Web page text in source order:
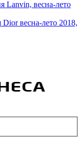
Lanvin, весна-лето
весна-лето 2018,